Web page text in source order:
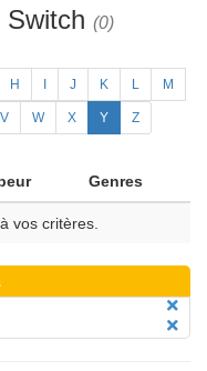
Switch (0)
H J K L M
V W X Y Z
Genres
vos critères.